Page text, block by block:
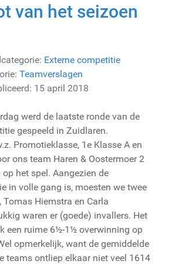
van het seizoen
Externe competitie
Teamverslagen
15 april 2018
werd de laatste ronde van de
gespeeld in Zuidlaren.
Promotieklasse, 1e Klasse A en
ons team Haren & Oostermoer 2
het spel. Aangezien de
in volle gang is, moesten we twee
Tomas Hiemstra en Carla
waren er (goede) invallers. Het
een ruime 6½-1½ overwinning op
opmerkelijk, want de gemiddelde
teams ontliep elkaar niet veel 1614